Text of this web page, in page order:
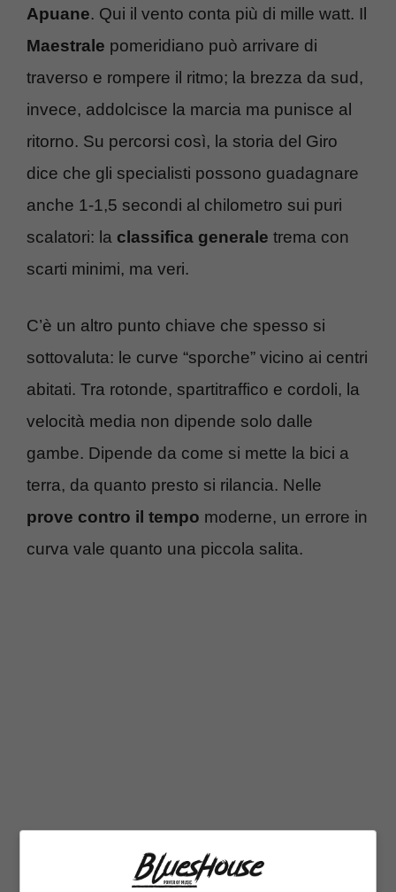
Apuane. Qui il vento conta più di mille watt. Il
Maestrale pomeridiano può arrivare di
traverso e rompere il ritmo; la brezza da sud,
invece, addolcisce la marcia ma punisce al
ritorno. Su percorsi così, la storia del Giro
dice che gli specialisti possono guadagnare
anche 1-1,5 secondi al chilometro sui puri
scalatori: la classifica generale trema con
scarti minimi, ma veri.
C’è un altro punto chiave che spesso si
sottovaluta: le curve “sporche” vicino ai centri
abitati. Tra rotonde, spartitraffico e cordoli, la
velocità media non dipende solo dalle
gambe. Dipende da come si mette la bici a
terra, da quanto presto si rilancia. Nelle
prove contro il tempo moderne, un errore in
curva vale quanto una piccola salita.